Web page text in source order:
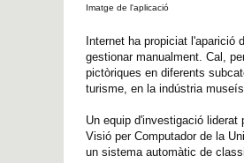
Imatge de l'aplicació
Internet ha propiciat
gestionar manualment. Cal,
pictòriques en diferents
turisme, en la indústria
Un equip d'investigació
Visió per Computador de la
un sistema automàtic de